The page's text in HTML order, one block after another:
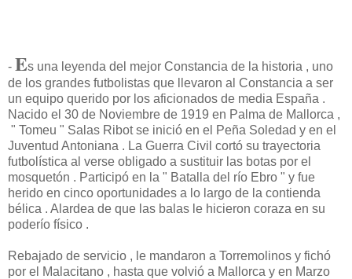
- Es una leyenda del mejor Constancia de la historia , uno
de los grandes futbolistas que llevaron al Constancia a ser
un equipo querido por los aficionados de media España .
Nacido el 30 de Noviembre de 1919 en Palma de Mallorca ,
" Tomeu " Salas Ribot se inició en el Peña Soledad y en el
Juventud Antoniana . La Guerra Civil cortó su trayectoria
futbolística al verse obligado a sustituir las botas por el
mosquetón . Participó en la " Batalla del río Ebro " y fue
herido en cinco oportunidades a lo largo de la contienda
bélica . Alardea de que las balas le hicieron coraza en su
poderío físico .
Rebajado de servicio , le mandaron a Torremolinos y fichó
por el Malacitano , hasta que volvió a Mallorca y en Marzo